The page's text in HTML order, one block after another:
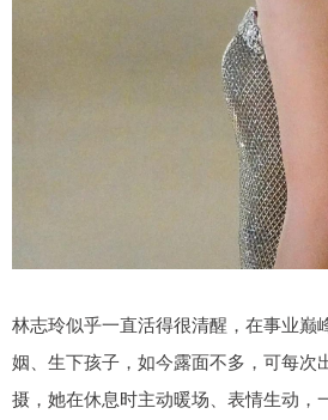
林志玲似乎一直活得很清醒，在事业巅
姻、生下孩子，如今露面不多，可每次
摄，她在休息时主动暖场、表情生动，